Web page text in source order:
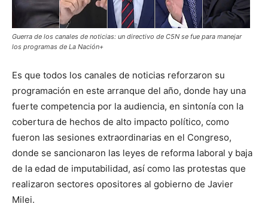
Guerra de los canales de noticias: un directivo de C5N se fue para manejar
los programas de La Nación+
Es que todos los canales de noticias reforzaron su
programación en este arranque del año, donde hay una
fuerte competencia por la audiencia, en sintonía con la
cobertura de hechos de alto impacto político, como
fueron las sesiones extraordinarias en el Congreso,
donde se sancionaron las leyes de reforma laboral y baja
de la edad de imputabilidad, así como las protestas que
realizaron sectores opositores al gobierno de Javier
Milei.